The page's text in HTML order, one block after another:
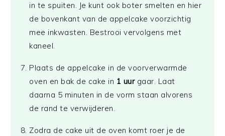
in te spuiten. Je kunt ook boter smelten en hier
de bovenkant van de appelcake voorzichtig
mee inkwasten. Bestrooi vervolgens met
kaneel.
Plaats de appelcake in de voorverwarmde
oven en bak de cake in 1 uurgaar. Laat
daarna 5 minuten in de vorm staan alvorens
de rand te verwijderen.
Zodra de cake uit de oven komt roer je de